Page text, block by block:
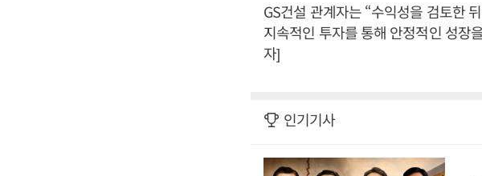
GS건설 관계자는 “수익성을 검토한
지속적인 투자를 통해 안정적인 성장
자]
인기기사